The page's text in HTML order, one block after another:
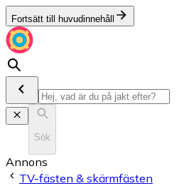
Fortsätt till huvudinnehåll
Sök
Annons
TV-fästen & skärmfästen